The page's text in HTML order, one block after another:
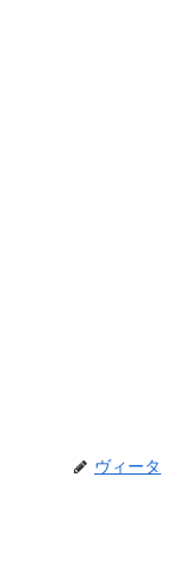
ヴィータ